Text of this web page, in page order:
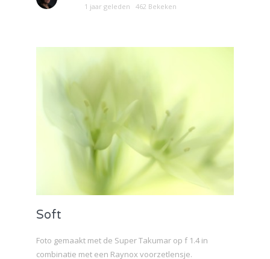
1 jaar geleden 462 Bekeken
Soft
Foto gemaakt met de Super Takumar op f 1.4 in
combinatie met een Raynox voorzetlensje.